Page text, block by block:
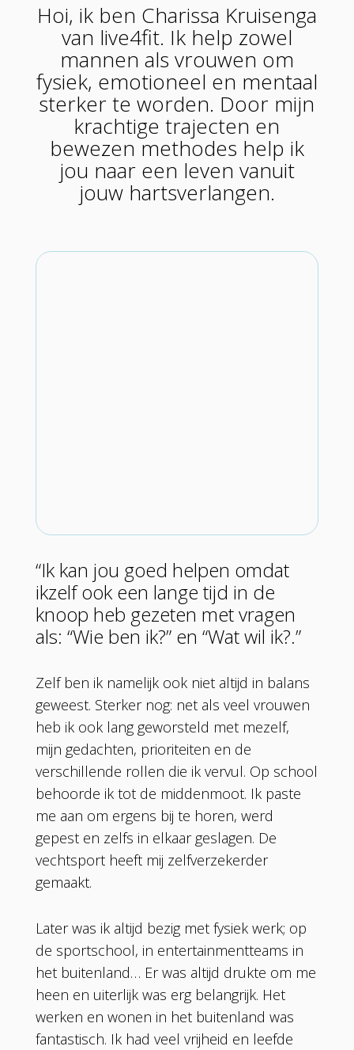
Hoi, ik ben Charissa Kruisenga
van live4fit. Ik help zowel
mannen als vrouwen om
fysiek, emotioneel en mentaal
sterker te worden. Door mijn
krachtige trajecten en
bewezen methodes help ik
jou naar een leven vanuit
jouw hartsverlangen.
“Ik kan jou goed helpen omdat
ikzelf ook een lange tijd in de
knoop heb gezeten met vragen
als: “Wie ben ik?” en “Wat wil ik?.”
Zelf ben ik namelijk ook niet altijd in balans
geweest. Sterker nog: net als veel vrouwen
heb ik ook lang geworsteld met mezelf,
mijn gedachten, prioriteiten en de
verschillende rollen die ik vervul. Op school
behoorde ik tot de middenmoot. Ik paste
me aan om ergens bij te horen, werd
gepest en zelfs in elkaar geslagen. De
vechtsport heeft mij zelfverzekerder
gemaakt.
Later was ik altijd bezig met fysiek werk; op
de sportschool, in entertainmentteams in
het buitenland… Er was altijd drukte om me
heen en uiterlijk was erg belangrijk. Het
werken en wonen in het buitenland was
fantastisch. Ik had veel vrijheid en leefde